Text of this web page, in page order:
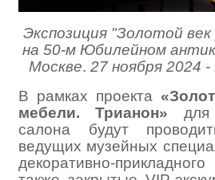
Экспозиция "Золотой век
на 50-м Юбилейном
Москве. 27 ноября 2024
В рамках проекта
мебели. Трианон» для
салона будут
ведущих музейных
декоративно-